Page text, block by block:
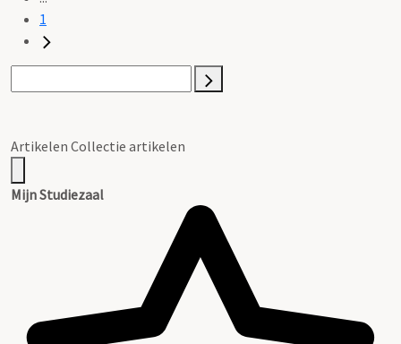
1
Artikelen Collectie artikelen
Mijn Studiezaal